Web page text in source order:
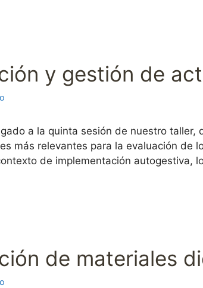
y gestión de
a la quinta sesión de nuestro
más relevantes para la evaluación de
de implementación autogestiva,
de materiales